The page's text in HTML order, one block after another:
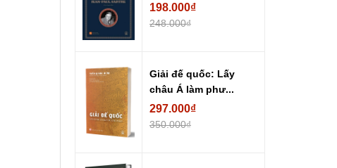
198.000₫
248.000₫
Giải đế quốc: Lấy
châu Á làm phư...
297.000₫
350.000₫